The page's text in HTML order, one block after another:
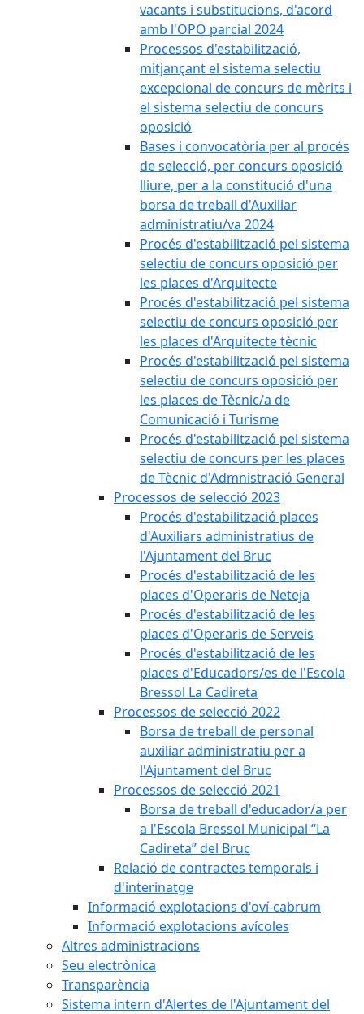
vacants i substitucions, d'acord
amb l'OPO parcial 2024
Processos d'estabilització,
mitjançant el sistema selectiu
excepcional de concurs de mèrits i
el sistema selectiu de concurs
oposició
Bases i convocatòria per al procés
de selecció, per concurs oposició
lliure, per a la constitució d'una
borsa de treball d'Auxiliar
administratiu/va 2024
Procés d'estabilització pel sistema
selectiu de concurs oposició per
les places d'Arquitecte
Procés d'estabilització pel sistema
selectiu de concurs oposició per
les places d'Arquitecte tècnic
Procés d'estabilització pel sistema
selectiu de concurs oposició per
les places de Tècnic/a de
Comunicació i Turisme
Procés d'estabilització pel sistema
selectiu de concurs per les places
de Tècnic d'Admnistració General
Processos de selecció 2023
Procés d'estabilització places
d'Auxiliars administratius de
l'Ajuntament del Bruc
Procés d'estabilització de les
places d'Operaris de Neteja
Procés d'estabilització de les
places d'Operaris de Serveis
Procés d'estabilització de les
places d'Educadors/es de l'Escola
Bressol La Cadireta
Processos de selecció 2022
Borsa de treball de personal
auxiliar administratiu per a
l'Ajuntament del Bruc
Processos de selecció 2021
Borsa de treball d'educador/a per
a l'Escola Bressol Municipal “La
Cadireta” del Bruc
Relació de contractes temporals i
d'interinatge
Informació explotacions d'oví-cabrum
Informació explotacions avícoles
Altres administracions
Seu electrònica
Transparència
Sistema intern d'Alertes de l'Ajuntament del